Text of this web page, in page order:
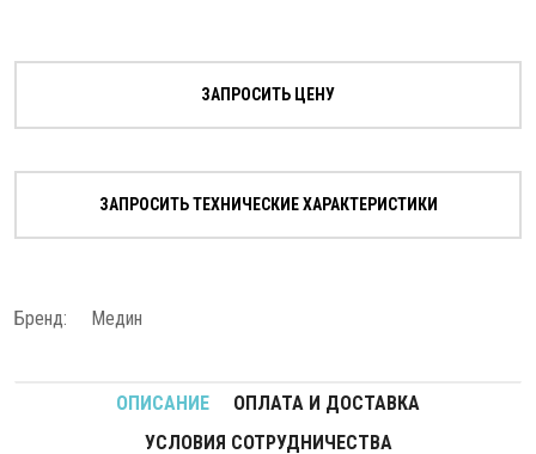
ЗАПРОСИТЬ ЦЕНУ
ЗАПРОСИТЬ ТЕХНИЧЕСКИЕ ХАРАКТЕРИСТИКИ
Бренд: Медин
ОПИСАНИЕ
ОПЛАТА И ДОСТАВКА
УСЛОВИЯ СОТРУДНИЧЕСТВА